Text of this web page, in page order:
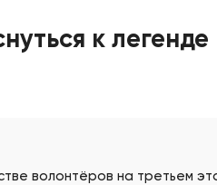
к легенде
волонтёров на третьем